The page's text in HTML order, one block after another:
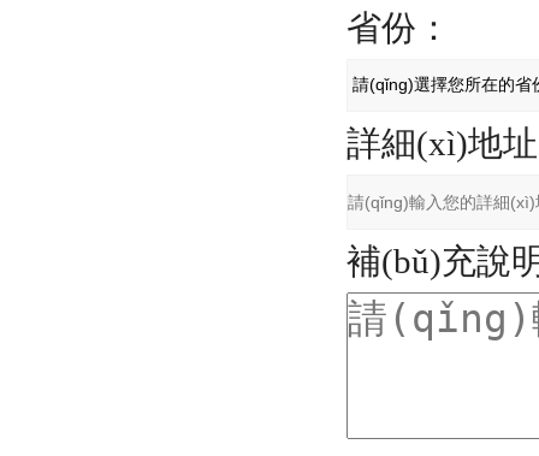
省份：
詳細(xì)地
補(bǔ)充說